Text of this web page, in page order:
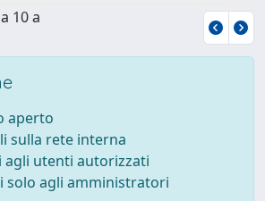
10 a
aperto
sulla rete interna
agli utenti autorizzati
solo agli amministratori